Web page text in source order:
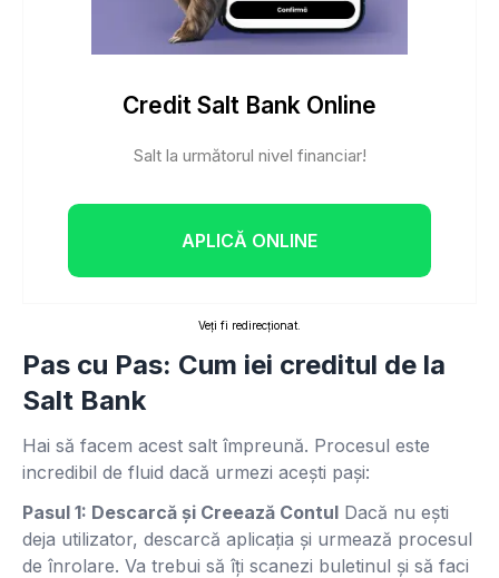
Credit Salt Bank Online
Salt la următorul nivel financiar!
APLICĂ ONLINE
Veți fi redirecționat.
Pas cu Pas: Cum iei creditul de la
Salt Bank
Hai să facem acest salt împreună. Procesul este
incredibil de fluid dacă urmezi acești pași:
Pasul 1: Descarcă și Creează Contul Dacă nu ești
deja utilizator, descarcă aplicația și urmează procesul
de înrolare. Va trebui să îți scanezi buletinul și să faci